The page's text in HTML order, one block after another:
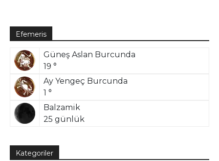
Efemeris
Güneş Aslan Burcunda
19 °
Ay Yengeç Burcunda
1 °
Balzamik
25 günlük
Kategoriler